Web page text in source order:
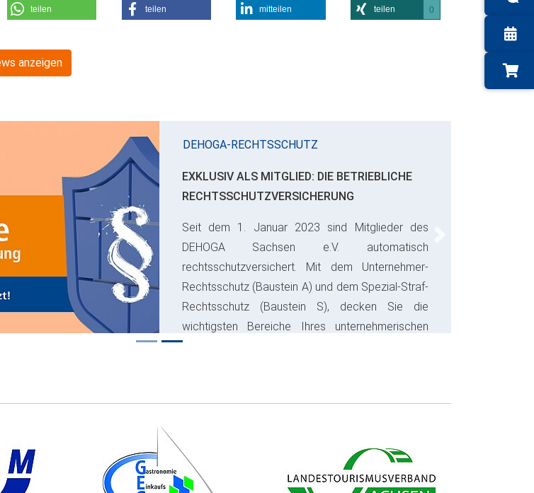
teilen teilen mitteilen teilen 0
anzeigen
DEHOGA-RECHTSSCHUTZ
EXKLUSIV ALS MITGLIED: DIE BETRIEBLICHE
RECHTSSCHUTZVERSICHERUNG
Seit dem 1. Januar 2023 sind Mitglieder des
DEHOGA Sachsen e.V. automatisch
rechtsschutzversichert. Mit dem Unternehmer-
Rechtsschutz (Baustein A) und dem Spezial-Straf-
Rechtsschutz (Baustein S), decken Sie die
wichtigsten Bereiche Ihres unternehmerischen
Risikos ab und sparen bares Geld.